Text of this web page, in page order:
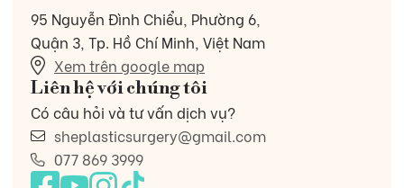
95 Nguyễn Đình Chiểu, Phường 6,
Quận 3, Tp. Hồ Chí Minh, Việt Nam
Xem trên google map
Liên hệ với chúng tôi
Có câu hỏi và tư vấn dịch vụ?
sheplasticsurgery@gmail.com
077 869 3999